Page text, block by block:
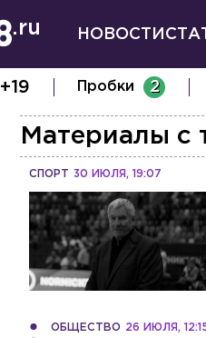
НОВОСТИ
+19 Пробки 2
Материалы с
СПОРТ 30 ИЮЛЯ, 19:07
ОБЩЕСТВО 26 ИЮЛЯ,